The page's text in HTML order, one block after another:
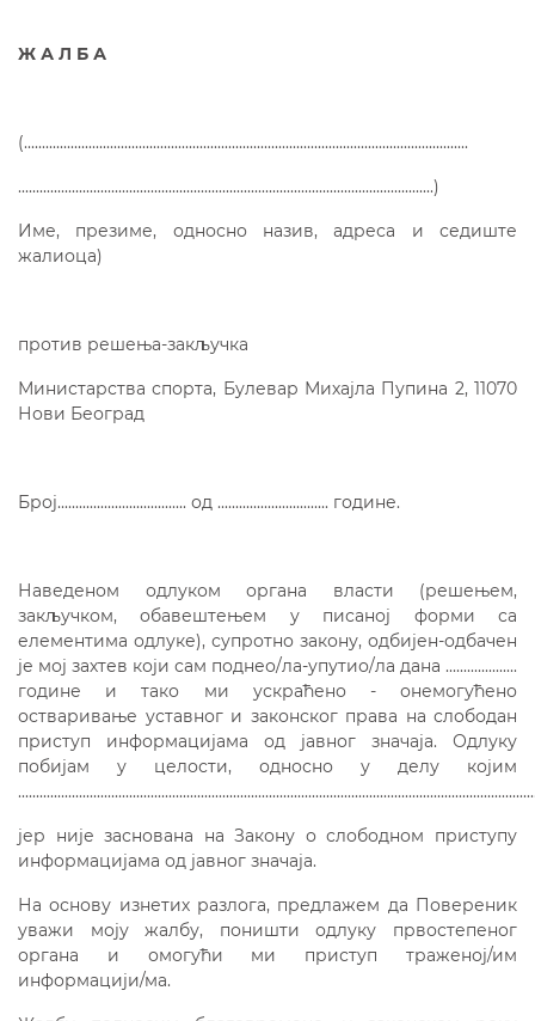
Ж А Л Б А
(............................................................................................................................
....................................................................................................................)
Име, презиме, односно назив, адреса и седиште
жалиоца)
против решења-закључка
Министарства спорта, Булевар Михајла Пупина 2, 11070
Нови Београд
Број.................................... од ............................... године.
Наведеном одлуком органа власти (решењем,
закључком, обавештењем у писаној форми са
елементима одлуке), супротно закону, одбијен-одбачен
је мој захтев који сам поднео/ла-упутио/ла дана ....................
године и тако ми ускраћено - онемогућено
остваривање уставног и законског права на слободан
приступ информацијама од јавног значаја. Одлуку
побијам у целости, односно у делу којим
јер није заснована на Закону о слободном приступу
информацијама од јавног значаја.
На основу изнетих разлога, предлажем да Повереник
уважи моју жалбу, поништи одлуку првостепеног
органа и омогући ми приступ траженој/им
информацији/ма.